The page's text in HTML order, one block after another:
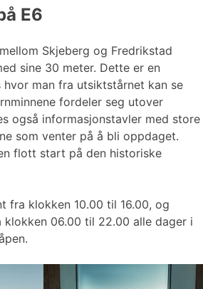
E6
Skjeberg og Fredrikstad
sine 30 meter. Dette er en
hvor man fra utsiktstårnet kan se
fordeler seg utover
også informasjonstavler med store
som venter på å bli oppdaget.
flott start på den historiske
fra klokken 10.00 til 16.00, og
06.00 til 22.00 alle dager i